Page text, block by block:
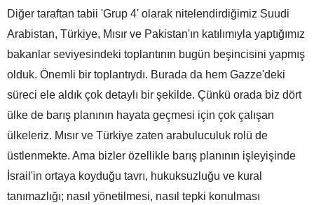
Diğer taraftan tabii 'Grup 4' olarak nitelendirdiğimiz Suudi
Arabistan, Türkiye, Mısır ve Pakistan'ın katılımıyla yaptığımız
bakanlar seviyesindeki toplantının bugün beşincisini yapmış
olduk. Önemli bir toplantıydı. Burada da hem Gazze'deki
süreci ele aldık çok detaylı bir şekilde. Çünkü orada biz dört
ülke de barış planının hayata geçmesi için çok çalışan
ülkeleriz. Mısır ve Türkiye zaten arabuluculuk rolü de
üstlenmekte. Ama bizler özellikle barış planının işleyişinde
İsrail'in ortaya koyduğu tavrı, hukuksuzluğu ve kural
tanımazlığı; nasıl yönetilmesi, nasıl tepki konulması